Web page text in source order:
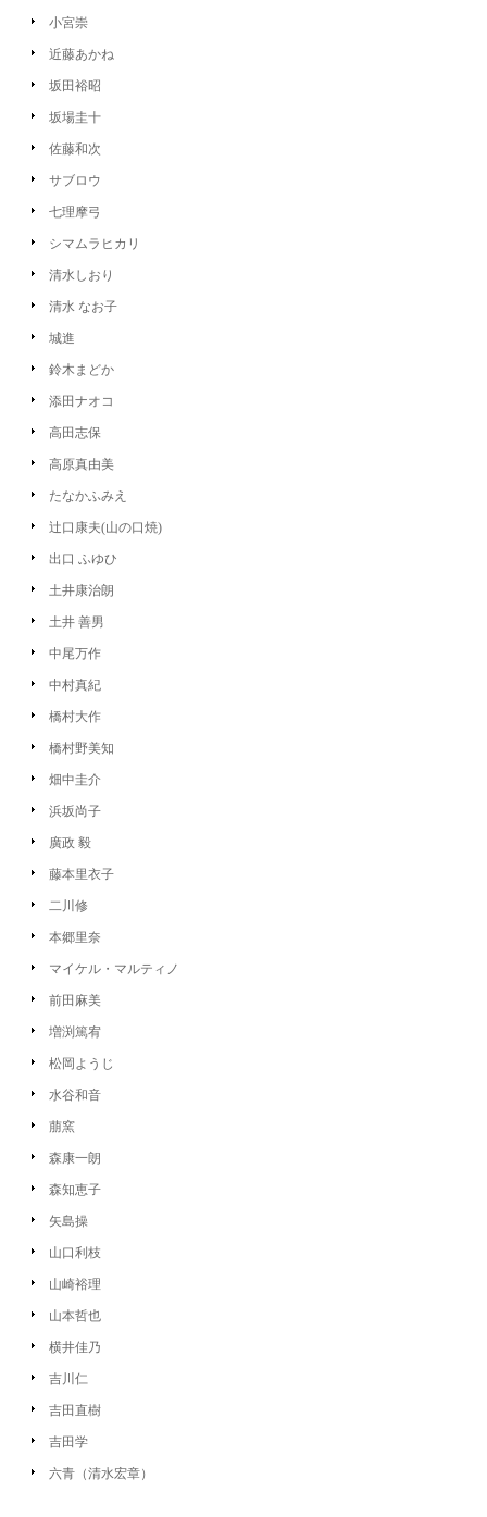
小宮崇
近藤あかね
坂田裕昭
坂場圭十
佐藤和次
サブロウ
七理摩弓
シマムラヒカリ
清水しおり
清水 なお子
城進
鈴木まどか
添田ナオコ
高田志保
高原真由美
たなかふみえ
辻口康夫(山の口焼)
出口 ふゆひ
土井康治朗
土井 善男
中尾万作
中村真紀
橋村大作
橋村野美知
畑中圭介
浜坂尚子
廣政 毅
藤本里衣子
二川修
本郷里奈
マイケル・マルティノ
前田麻美
増渕篤宥
松岡ようじ
水谷和音
萠窯
森康一朗
森知恵子
矢島操
山口利枝
山崎裕理
山本哲也
横井佳乃
吉川仁
吉田直樹
吉田学
六青（清水宏章）